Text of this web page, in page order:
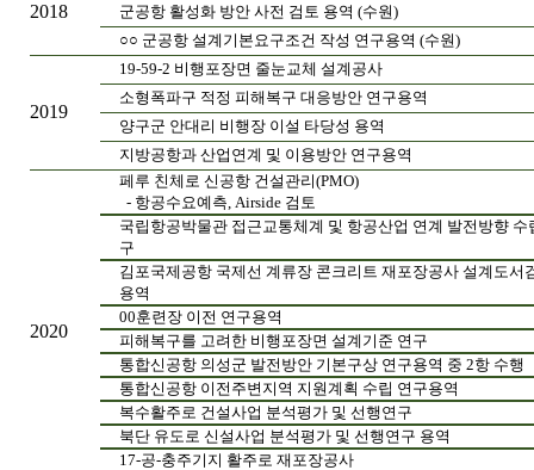
2018
군공항 활성화 방안 사전 검토 용역 (수원)
○○ 군공항 설계기본요구조건 작성 연구용역 (수원)
2019
19-59-2 비행포장면 줄눈교체 설계공사
소형폭파구 적정 피해복구 대응방안 연구용역
양구군 안대리 비행장 이설 타당성 용역
지방공항과 산업연계 및 이용방안 연구용역
2020
페루 친체로 신공항 건설관리(PMO)
- 항공수요예측, Airside 검토
국립항공박물관 접근교통체계 및 항공산업 연계 발전방향 수
구
김포국제공항 국제선 계류장 콘크리트 재포장공사 설계도서
용역
00훈련장 이전 연구용역
피해복구를 고려한 비행포장면 설계기준 연구
통합신공항 의성군 발전방안 기본구상 연구용역 중 2항 수행
통합신공항 이전주변지역 지원계획 수립 연구용역
복수활주로 건설사업 분석평가 및 선행연구
북단 유도로 신설사업 분석평가 및 선행연구 용역
17-공-충주기지 활주로 재포장공사